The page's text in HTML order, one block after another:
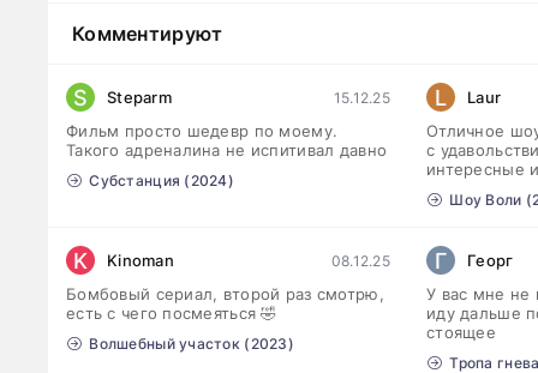
Комментируют
S Steparm 15.12.25
Фильм просто шедевр по моему.
Такого адреналина не испитивал давно
Субстанция (2024)
L
Laur
Отличное
с
интересные
Шоу Воли
K Kinoman 08.12.25
Бомбовый сериал, второй раз смотрю,
есть с чего посмеяться 🤣
Волшебный участок (2023)
Г
Георг
У вас мне не
иду дальше
стоящее
Тропа